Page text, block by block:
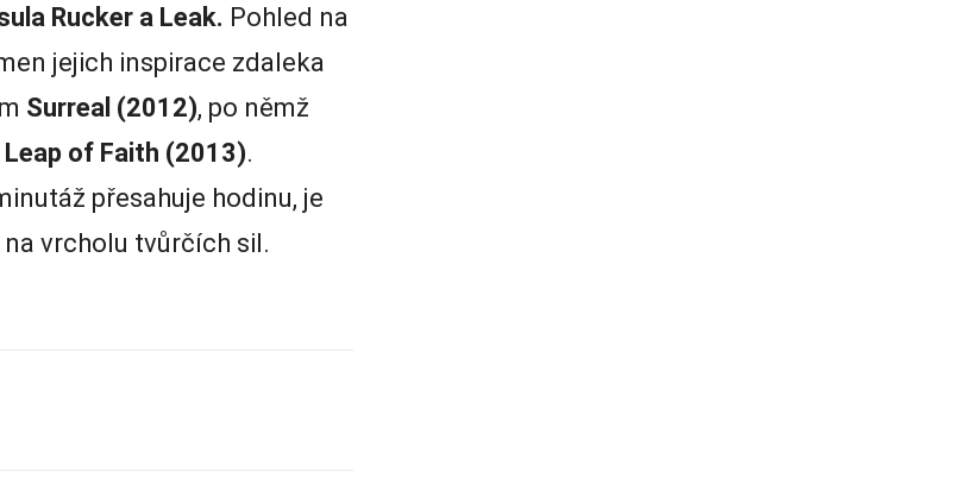
Rucker a Leak. Pohled na
jejich inspirace zdaleka
Surreal (2012), po němž
Leap of Faith (2013).
přesahuje hodinu, je
na vrcholu tvůrčích sil.